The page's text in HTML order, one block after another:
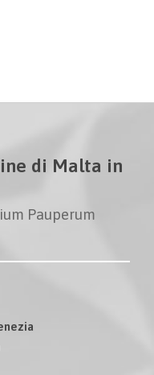
di Malta in
Pauperum